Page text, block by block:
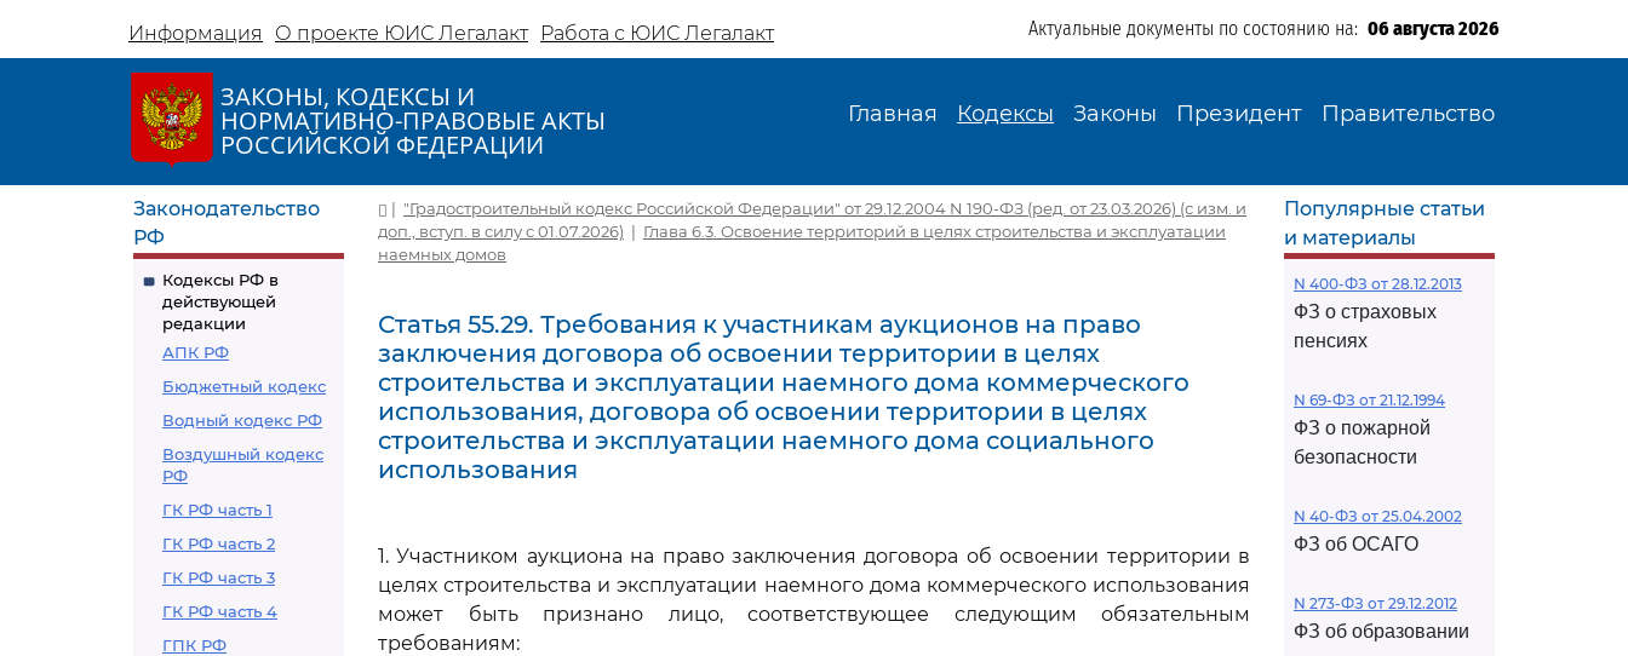
Информация О проекте ЮИС Легалакт Работа с ЮИС Легалакт Актуальные документы по состоянию на: 06 августа 2026
ЗАКОНЫ, КОДЕКСЫ И
НОРМАТИВНО-ПРАВОВЫЕ АКТЫ
РОССИЙСКОЙ ФЕДЕРАЦИИ
Главная Кодексы Законы Президент Правительство
Законодательство
РФ
Кодексы РФ в
действующей
редакции
АПК РФ
Бюджетный кодекс
Водный кодекс РФ
Воздушный кодекс
РФ
ГК РФ часть 1
ГК РФ часть 2
ГК РФ часть 3
ГК РФ часть 4
ГПК РФ
| "Градостроительный кодекс Российской Федерации" от 29.12.2004 N 190-ФЗ (ред. от 23.03.2026) (с изм. и
доп., вступ. в силу с 01.07.2026) | Глава 6.3. Освоение территорий в целях строительства и эксплуатации
наемных домов
Статья 55.29. Требования к участникам аукционов на право
заключения договора об освоении территории в целях
строительства и эксплуатации наемного дома коммерческого
использования, договора об освоении территории в целях
строительства и эксплуатации наемного дома социального
использования
1. Участником аукциона на право заключения договора об освоении территории в
целях строительства и эксплуатации наемного дома коммерческого использования
может быть признано лицо, соответствующее следующим обязательным
требованиям:
Популярные статьи
и материалы
N 400-ФЗ от 28.12.2013
ФЗ о страховых
пенсиях
N 69-ФЗ от 21.12.1994
ФЗ о пожарной
безопасности
N 40-ФЗ от 25.04.2002
ФЗ об ОСАГО
N 273-ФЗ от 29.12.2012
ФЗ об образовании